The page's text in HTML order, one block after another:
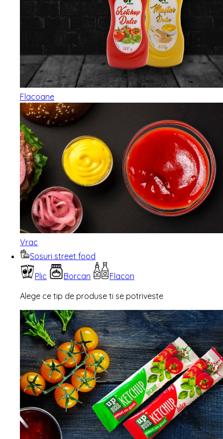
Flacoane
Vrac
Sosuri street food
Plic
Borcan
Flacon
Alege ce tip de produse ti se potriveste